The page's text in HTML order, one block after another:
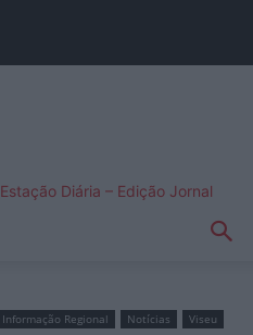
Estação Diária – Edição Jornal
Informação Regional Notícias Viseu